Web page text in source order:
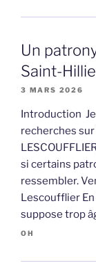
Un
Saint-
3 MARS 2026
Introduction
recherches
si certains
ressembler.
Lescoufflier En
suppose trop
OH